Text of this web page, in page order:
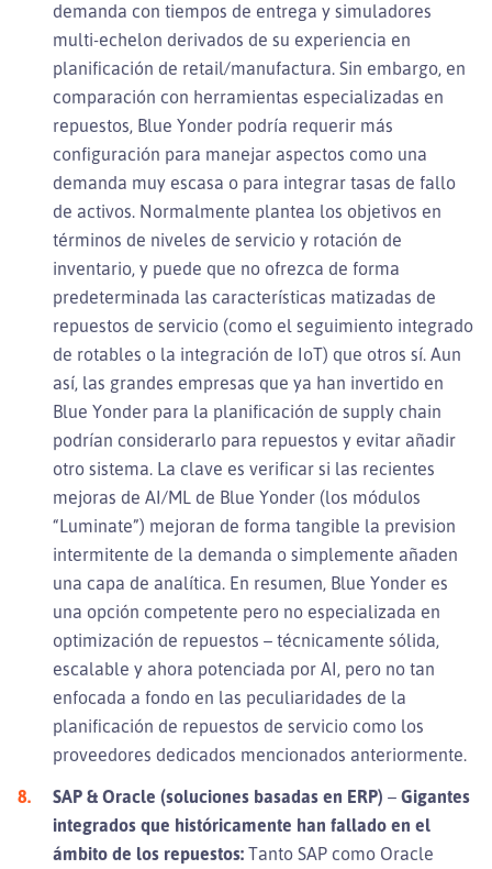
demanda con tiempos de entrega y simuladores
multi-echelon derivados de su experiencia en
planificación de retail/manufactura. Sin embargo, en
comparación con herramientas especializadas en
repuestos, Blue Yonder podría requerir más
configuración para manejar aspectos como una
demanda muy escasa o para integrar tasas de fallo
de activos. Normalmente plantea los objetivos en
términos de niveles de servicio y rotación de
inventario, y puede que no ofrezca de forma
predeterminada las características matizadas de
repuestos de servicio (como el seguimiento integrado
de rotables o la integración de IoT) que otros sí. Aun
así, las grandes empresas que ya han invertido en
Blue Yonder para la planificación de supply chain
podrían considerarlo para repuestos y evitar añadir
otro sistema. La clave es verificar si las recientes
mejoras de AI/ML de Blue Yonder (los módulos
“Luminate”) mejoran de forma tangible la prevision
intermitente de la demanda o simplemente añaden
una capa de analítica. En resumen, Blue Yonder es
una opción competente pero no especializada en
optimización de repuestos – técnicamente sólida,
escalable y ahora potenciada por AI, pero no tan
enfocada a fondo en las peculiaridades de la
planificación de repuestos de servicio como los
proveedores dedicados mencionados anteriormente.
SAP & Oracle (soluciones basadas en ERP) – Gigantes
integrados que históricamente han fallado en el
ámbito de los repuestos: Tanto SAP como Oracle